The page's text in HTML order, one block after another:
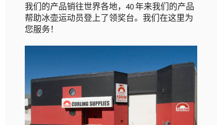
我们的产品销往世界各地，40 年来我们的产品
帮助冰壶运动员登上了领奖台。我们在这里为
您服务！